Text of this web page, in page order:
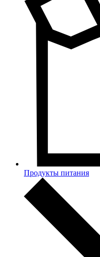
Продукты питания